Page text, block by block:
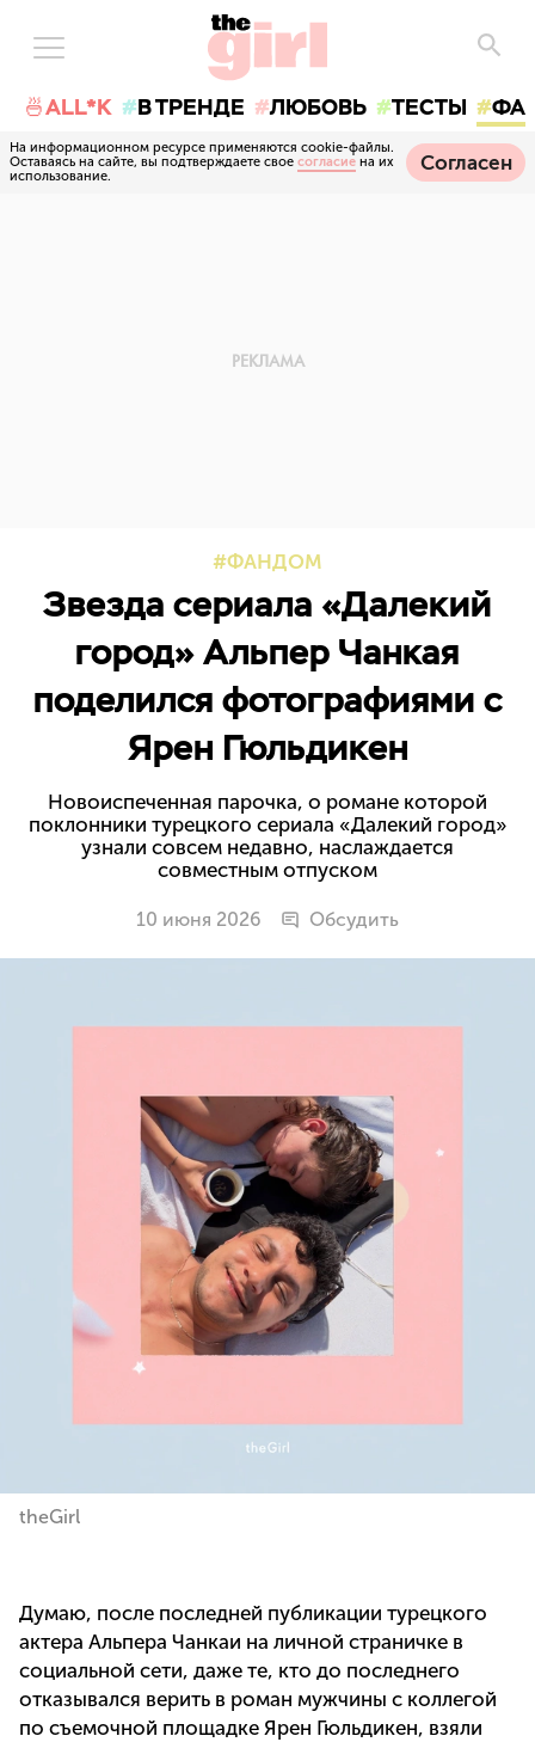
🍜ALL*K В ТРЕНДЕ ЛЮБОВЬ ТЕСТЫ
На информационном ресурсе применяются cookie-файлы.
Оставаясь на сайте, вы подтверждаете свое согласие на их
использование.
Согласен
ФАНДОМ
Звезда сериала «Далекий
город» Альпер Чанкая
поделился фотографиями с
Ярен Гюльдикен
Новоиспеченная парочка, о романе которой
поклонники турецкого сериала «Далекий город»
узнали совсем недавно, наслаждается
совместным отпуском
10 июня 2026 Обсудить
theGirl
Думаю, после последней публикации турецкого
актера Альпера Чанкаи на личной страничке в
социальной сети, даже те, кто до последнего
отказывался верить в роман мужчины с коллегой
по съемочной площадке Ярен Гюльдикен, взяли